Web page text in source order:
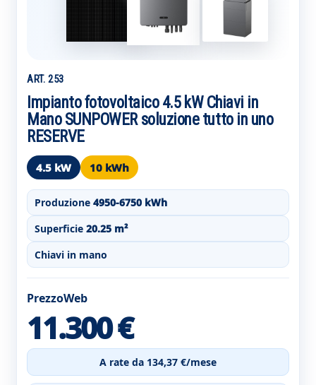
ART. 253
Impianto fotovoltaico 4.5 kW Chiavi in
Mano SUNPOWER soluzione tutto in uno
RESERVE
4.5 kW 10 kWh
Produzione 4950-6750 kWh
Superficie 20.25 m²
Chiavi in mano
PrezzoWeb
11.300 €
A rate da 134,37 €/mese